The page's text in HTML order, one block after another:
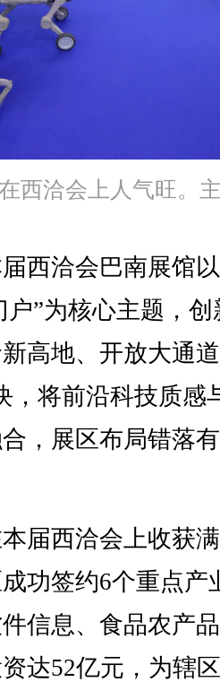
西洽会上人气旺。
洽会巴南展馆以
”为核心主题，创
高地、开放大通
，将前沿科技质感
，展区布局错落
西洽会上收获满
功签约6个重点产
信息、食品农产
达52亿元，为辖